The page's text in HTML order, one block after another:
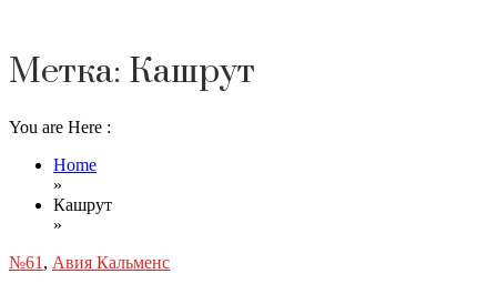
Метка: Кашрут
You are Here :
Home
»
Кашрут
»
№61 , Авия Кальменс